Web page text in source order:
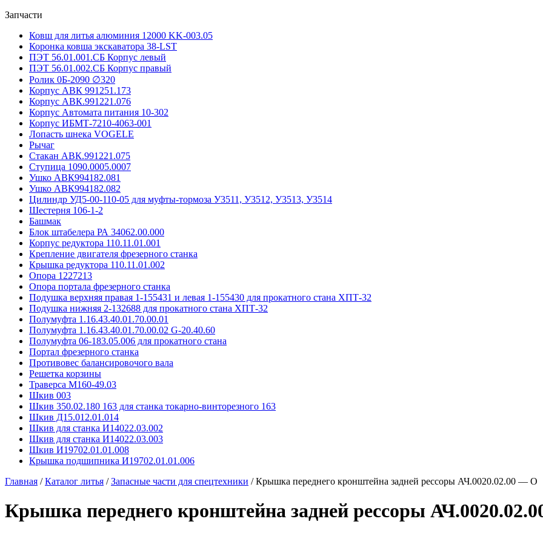
Запчасти
Ковш для литья алюминия 12000 KK-003.05
Коронка ковша экскаватора 38-LST
ПЭТ 56.01.001.СБ Корпус левый
ПЭТ 56.01.002.СБ Корпус правый
Ролик 0Б-2090 ∅320
Корпус АВК 991251.173
Корпус АВК.991221.076
Корпус Автомата питания 10-302
Корпус ИБМТ-7210-4063-001
Лопасть шнека VOGELE
Рычаг
Стакан АВК.991221.075
Ступица 1090.0005.0007
Ушко АВК994182.081
Ушко АВК994182.082
Цилиндр УД5-00-110-05 для муфты-тормоза У3511, У3512, У3513, У3514
Шестерня 106-1-2
Башмак
Блок штабелера РА 34062.00.000
Корпус редуктора 110.11.01.001
Крепление двигателя фрезерного станка
Крышка редуктора 110.11.01.002
Опора 1227213
Опора портала фрезерного станка
Подушка верхняя правая 1-155431 и левая 1-155430 для прокатного стана ХПТ-32
Подушка нижняя 2-132688 для прокатного стана ХПТ-32
Полумуфта 1.16.43.40.01.70.00.01
Полумуфта 1.16.43.40.01.70.00.02 G-20.40.60
Полумуфта 06-183.05.006 для прокатного стана
Портал фрезерного станка
Противовес балансировочого вала
Решетка корзины
Траверса М160-49.03
Шкив 003
Шкив 350.02.180 163 для станка токарно-винторезного 163
Шкив Д15.012.01.014
Шкив для станка И14022.03.002
Шкив для станка И14022.03.003
Шкив И19702.01.01.008
Крышка подшипника И19702.01.01.006
Главная /Каталог литья /Запасные части для спецтехники /Крышка переднего кронштейна задней рессоры АЧ.0020.02.00 — О
Крышка переднего кронштейна задней рессоры